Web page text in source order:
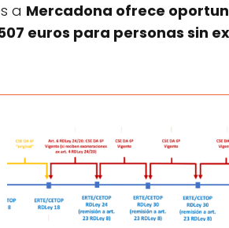
a Mercadona ofrece
euros para personas sin